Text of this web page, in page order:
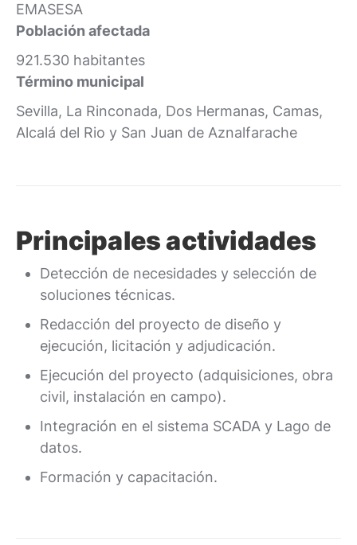
EMASESA
Población afectada
921.530 habitantes
Término municipal
Sevilla, La Rinconada, Dos Hermanas, Camas,
Alcalá del Rio y San Juan de Aznalfarache
Principales actividades
Detección de necesidades y selección de
soluciones técnicas.
Redacción del proyecto de diseño y
ejecución, licitación y adjudicación.
Ejecución del proyecto (adquisiciones, obra
civil, instalación en campo).
Integración en el sistema SCADA y Lago de
datos.
Formación y capacitación.